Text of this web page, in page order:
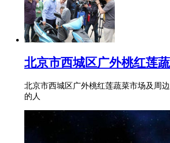
北京市西城区广外桃红莲
北京市西城区广外桃红莲蔬菜市场及周
的人